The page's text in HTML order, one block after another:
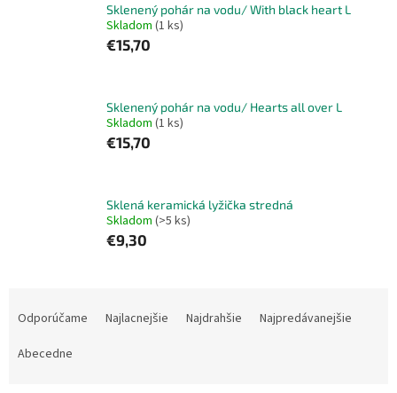
Sklenený pohár na vodu/ With black heart L
Skladom (1 ks)
€15,70
Sklenený pohár na vodu/ Hearts all over L
Skladom (1 ks)
€15,70
Sklená keramická lyžička stredná
Skladom (>5 ks)
€9,30
Odporúčame Najlacnejšie Najdrahšie
Najpredávanejšie
Abecedne